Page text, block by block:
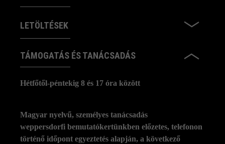
LETÖLTÉSEK
TÁMOGATÁS ÉS TANÁCSADÁS
Hétfőtől-péntekig 8 és 17 óra között
Magyar nyelvű, személyes tanácsadás
weppersdorfi bemutatókertünkben előzetes, telefonon
történő időpont egyeztetés alapján, a következő